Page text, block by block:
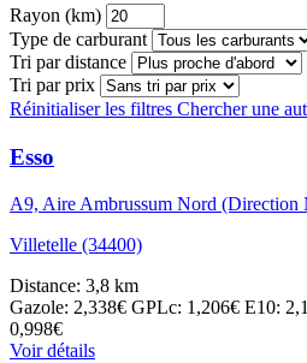
Rayon (km)
Type de carburant
Tri par distance
Tri par prix
Réinitialiser les filtres Chercher une
Esso
A9, Aire Ambrussum Nord (Direction
Villetelle (34400)
Distance: 3,8 km
Gazole: 2,338€ GPLc: 1,206€ E10:
0,998€
Voir détails